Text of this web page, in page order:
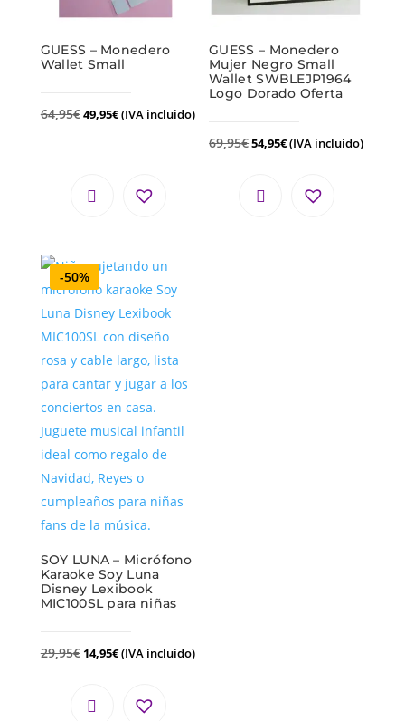
GUESS – Monedero
Wallet Small
64,95€49,95€(IVA incluido)
GUESS – Monedero
Mujer Negro Small
Wallet SWBLEJP1964
Logo Dorado Oferta
69,95€54,95€(IVA incluido)
-50%
SOY LUNA – Micrófono
Karaoke Soy Luna
Disney Lexibook
MIC100SL para niñas
29,95€ 14,95€(IVA incluido)